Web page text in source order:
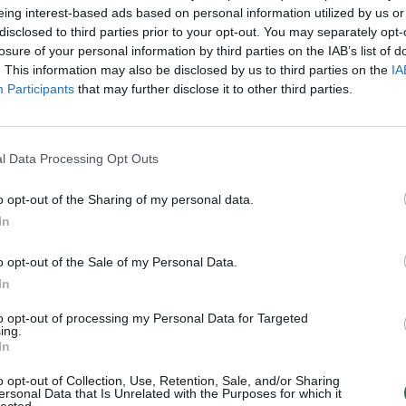
interest-based ads based on personal information utilized by us
to third parties prior to your opt-out. You may separately
of your personal information by third parties on the IAB’s list of
This information may also be disclosed by us to third parties on the
Participants that may further disclose it to other third parties.
Data Processing Opt Outs
opt-out of the Sharing of my personal data.
opt-out of the Sale of my Personal Data.
opt-out of processing my Personal Data for Targeted
opt-out of Collection, Use, Retention, Sale, and/or Sharing
Data that Is Unrelated with the Purposes for which it
Visi įrašai
į